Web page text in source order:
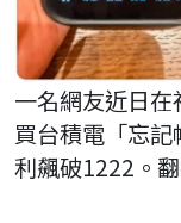
一名網友近日
買台積電「忘
利飆破1222。